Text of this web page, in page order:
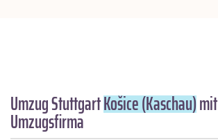
Umzug StuttgartKošice (Kaschau)
Umzugsfirma